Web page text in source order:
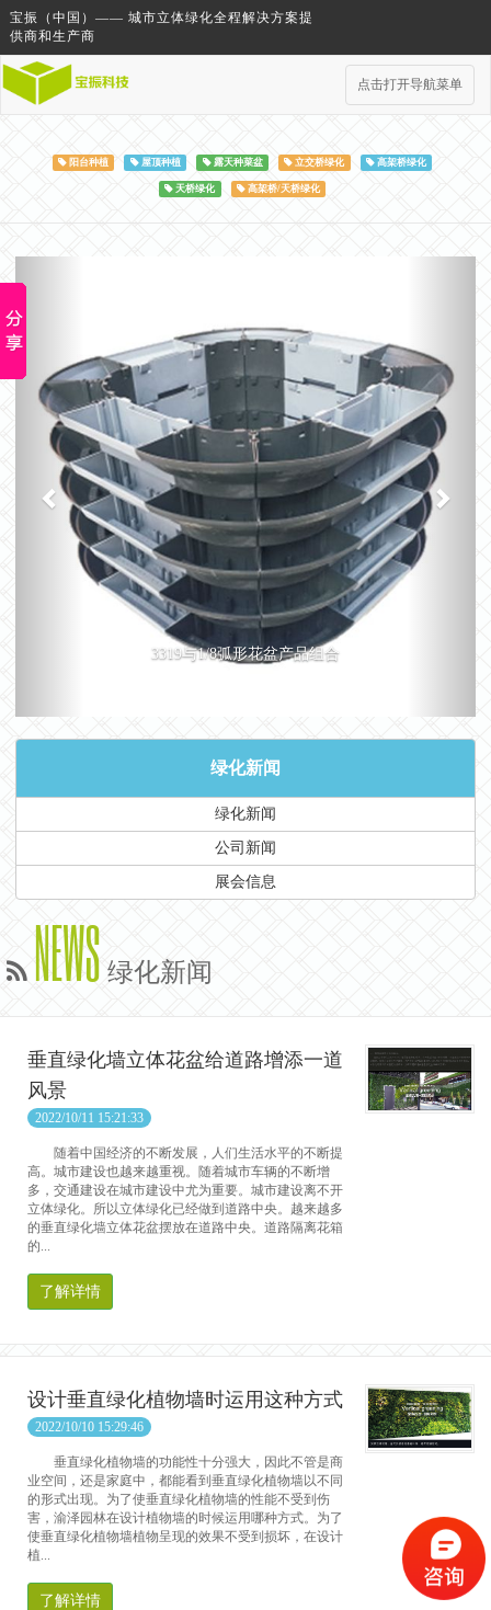
宝振（中国）—— 城市立体绿化全程解决方案提
供商和生产商
点击打开导航菜单
阳台种植 屋顶种植 露天种菜盆 立交桥绿化 高架桥绿化
天桥绿化 高架桥/天桥绿化
3319与1/8弧形花盆产品组合
绿化新闻
绿化新闻
公司新闻
展会信息
NEWS 绿化新闻
垂直绿化墙立体花盆给道路增添一道
风景
2022/10/11 15:21:33
随着中国经济的不断发展，人们生活水平的不断提
高。城市建设也越来越重视。随着城市车辆的不断增
多，交通建设在城市建设中尤为重要。城市建设离不开
立体绿化。所以立体绿化已经做到道路中央。越来越多
的垂直绿化墙立体花盆摆放在道路中央。道路隔离花箱
的...
了解详情
设计垂直绿化植物墙时运用这种方式
2022/10/10 15:29:46
垂直绿化植物墙的功能性十分强大，因此不管是商
业空间，还是家庭中，都能看到垂直绿化植物墙以不同
的形式出现。为了使垂直绿化植物墙的性能不受到伤
害，渝泽园林在设计植物墙的时候运用哪种方式。为了
使垂直绿化植物墙植物呈现的效果不受到损坏，在设计
植...
了解详情